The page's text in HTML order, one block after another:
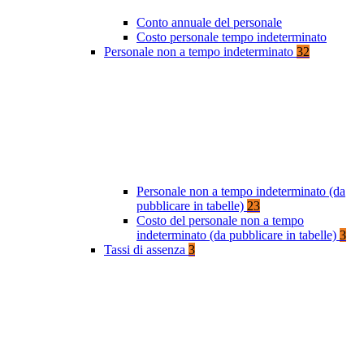
Conto annuale del personale
Costo personale tempo indeterminato
Personale non a tempo indeterminato 32
Personale non a tempo indeterminato (da
pubblicare in tabelle) 23
Costo del personale non a tempo
indeterminato (da pubblicare in tabelle) 3
Tassi di assenza 3